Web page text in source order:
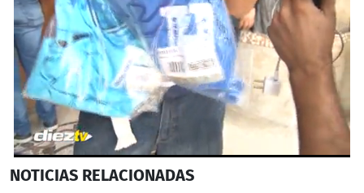
seconds
NOTICIAS RELACIONADAS